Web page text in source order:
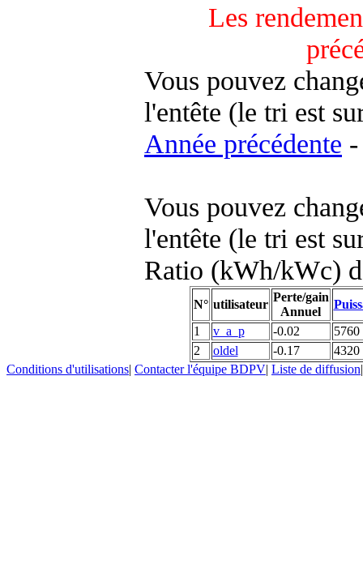
Les
Vous pouvez
l'entête (le tri est
Année précédente
Vous pouvez
l'entête (le tri est
Ratio (kWh/kWc)
N° utilisateur
Perte/gain
Annuel
1
v_a_p -0.02
5760
2
oldel -0.17
4320
Conditions d'utilisations| Contacter l'équipe BDPV| Liste de diffusion